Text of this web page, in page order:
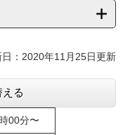
日：2020年11月25日更新
る
00分〜